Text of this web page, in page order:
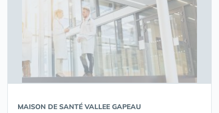
MAISON DE SANTÉ VALLEE GAPEAU